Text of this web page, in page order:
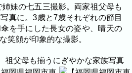
約状況の確認からご予約
ご利用いただけます。
入学式・卒業式
成人式
イダル マタニティ
姉妹の七五三撮影。両家祖父母も
真に。3歳と7歳それぞれの節目
を手にした長女の姿や、晴天の
笑顔が印象的な撮影。